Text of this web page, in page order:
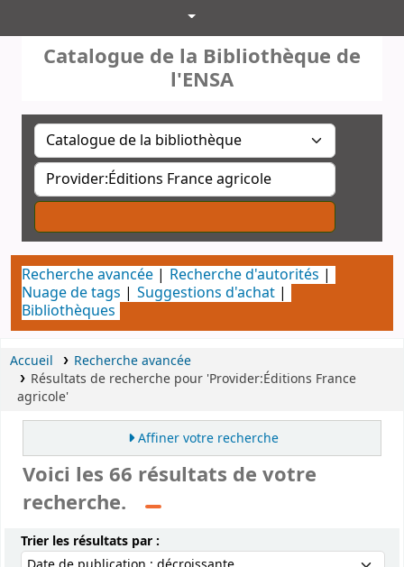
Catalogue de la Bibliothéque
Catalogue de la Bibliothèque de
l'ENSA
Recherche avancée
Recherche d'autorités
Nuage de tags
Suggestions d'achat
Bibliothèques
Accueil
Recherche avancée
Résultats de recherche pour 'Provider:Éditions France
agricole'
Affiner votre recherche
Voici les 66 résultats de votre
recherche.
Trier
Trier les résultats par :